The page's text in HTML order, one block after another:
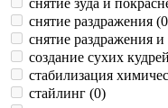
снятие зуда и
снятие раздражения (0
снятие раздражения и
создание сухих
стабилизация
стайлинг (0)